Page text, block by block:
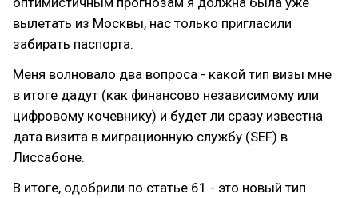
вылетать из Москвы, нас только пригласили
забирать паспорта.
Меня волновало два вопроса - какой тип визы мне
в итоге дадут (как финансово независимому или
цифровому кочевнику) и будет ли сразу известна
дата визита в миграционную службу (SEF) в
Лиссабоне.
В итоге, одобрили по статье 61 - это новый тип